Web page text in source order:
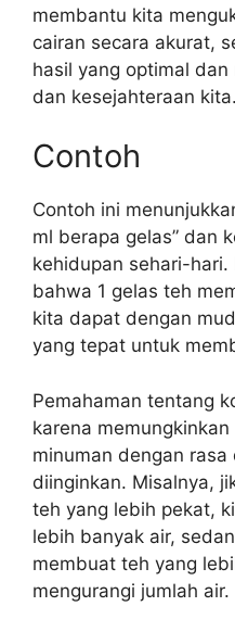
membantu kita
cairan secara akurat,
hasil yang optimal
dan kesejahteraan kita.
Contoh
Contoh ini
ml berapa gelas” dan
kehidupan sehari-hari.
bahwa 1 gelas teh
kita dapat dengan
yang tepat untuk
Pemahaman tentang
karena
minuman dengan
diinginkan. Misalnya,
teh yang lebih pekat,
lebih banyak air,
membuat teh yang
mengurangi jumlah air.